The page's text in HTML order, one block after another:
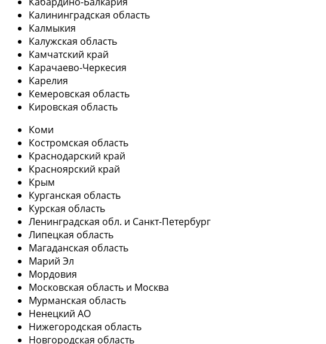
Калининградская область
Калмыкия
Калужская область
Камчатский край
Карачаево-Черкесия
Карелия
Кемеровская область
Кировская область
Коми
Костромская область
Краснодарский край
Красноярский край
Крым
Курганская область
Курская область
Ленинградская обл. и Санкт-Петербург
Липецкая область
Магаданская область
Марий Эл
Мордовия
Московская область и Москва
Мурманская область
Ненецкий АО
Нижегородская область
Новгородская область